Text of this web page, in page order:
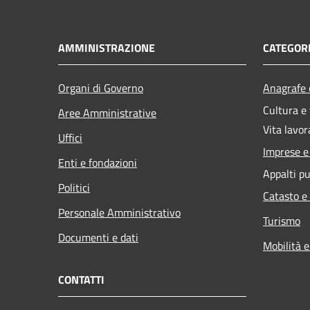
AMMINISTRAZIONE
Organi di Governo
Aree Amministrative
Uffici
Enti e fondazioni
Politici
Personale Amministrativo
Documenti e dati
Cultura
Vita
Imprese
Appalti
Catasto
Turismo
Mobilità
CONTATTI